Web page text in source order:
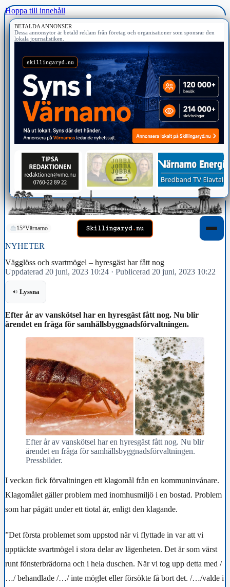
Hoppa till innehåll
BETALDA ANNONSER
Dessa annonsytor är betald reklam från företag och organisationer som sponsrar den
lokala journalistiken.
15°Värnamo
NYHETER
Vägglöss och svartmögel – hyresgäst har fått nog
Uppdaterad 20 juni, 2023 10:24 · Publicerad 20 juni, 2023 10:22
Lyssna
Efter år av vanskötsel har en hyresgäst fått nog. Nu blir
ärendet en fråga för samhällsbyggnadsförvaltningen.
Efter år av vanskötsel har en hyresgäst fått nog. Nu blir
ärendet en fråga för samhällsbyggnadsförvaltningen.
Pressbilder.
I veckan fick förvaltningen ett klagomål från en kommuninvånare.
Klagomålet gäller problem med inomhusmiljö i en bostad. Problem
som har pågått under ett tiotal år, enligt den klagande.
”Det första problemet som uppstod när vi flyttade in var att vi
upptäckte svartmögel i stora delar av lägenheten. Det är som värst
runt fönsterbrädorna och i hela duschen. När vi tog upp detta med /
…/ behandlade /…/ inte möglet eller försökte få bort det. /…/valde i